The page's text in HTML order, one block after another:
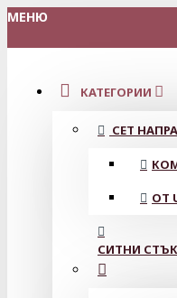
МЕНЮ
КАТЕГОРИИ
СЕТ
ОТ
СИТНИ